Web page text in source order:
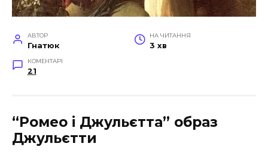
АВТОР
Гнатюк
НА ЧИТАННЯ
3 хв
КОМЕНТАРІ
21
“Ромео і Джульєтта” образ
Джульєтти